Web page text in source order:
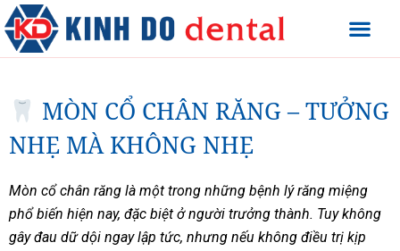
MÒN CỔ CHÂN RĂNG – TƯỞNG
NHẸ MÀ KHÔNG NHẸ
Mòn cổ chân răng là một trong những bệnh lý răng miệng
phổ biến hiện nay, đặc biệt ở người trưởng thành. Tuy không
gây đau dữ dội ngay lập tức, nhưng nếu không điều trị kịp